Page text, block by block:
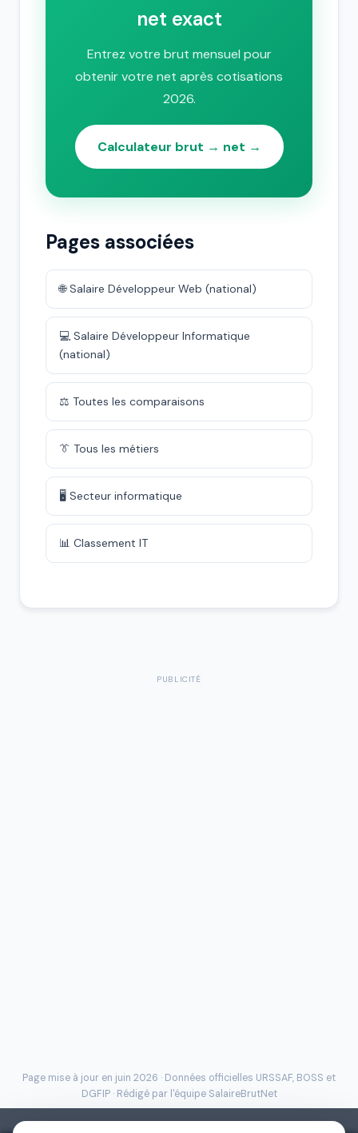
net exact
Entrez votre brut mensuel pour
obtenir votre net après cotisations
2026.
Calculateur brut → net →
Pages associées
🌐 Salaire Développeur Web (national)
💻 Salaire Développeur Informatique
(national)
⚖️ Toutes les comparaisons
👔 Tous les métiers
🖥️ Secteur informatique
📊 Classement IT
PUBLICITÉ
Page mise à jour en juin 2026 · Données officielles URSSAF, BOSS et
DGFIP · Rédigé par l'équipe SalaireBrutNet